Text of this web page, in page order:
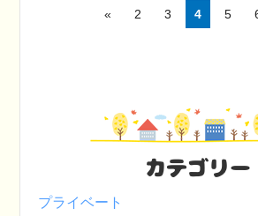
« 2 3 4 5
カテゴリー
プライベート